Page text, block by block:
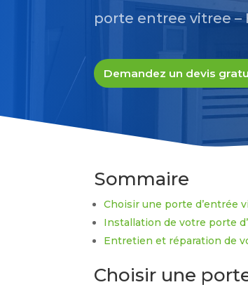
porte entree vitree –
Demandez un devis
Sommaire
Choisir une porte d’entrée
Installation de votre porte
Entretien et réparation de
Choisir une